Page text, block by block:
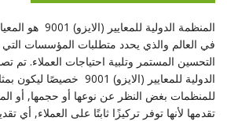
المنظمة الدولية
في العالم والذي يحدد متطلبات المؤسسات
التحسين المستمر وتلبية احتياجات العملاء. تم
الدولية للمعايير (الايزو) 9001
للمنظمات بغض النظر عن نوعها أو حجمها, أو
تقدمها لأنها توفر تركيزًا ثابتًا على العملاء, أي